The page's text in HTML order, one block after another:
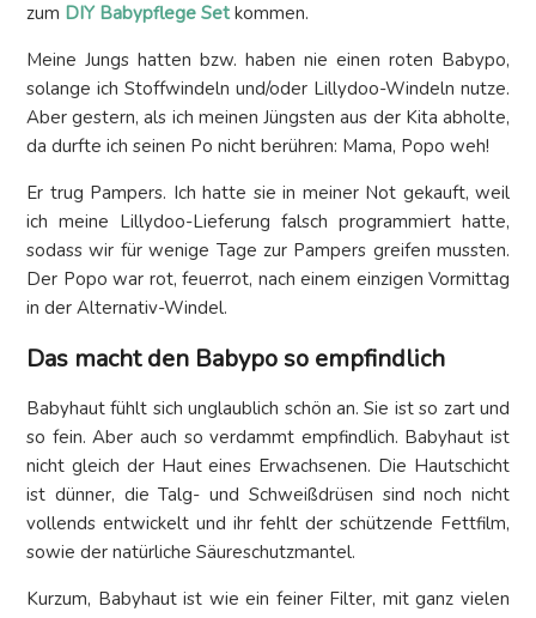
zum DIY Babypflege Set kommen.
Meine Jungs hatten bzw. haben nie einen roten Babypo,
solange ich Stoffwindeln und/oder Lillydoo-Windeln nutze.
Aber gestern, als ich meinen Jüngsten aus der Kita abholte,
da durfte ich seinen Po nicht berühren: Mama, Popo weh!
Er trug Pampers. Ich hatte sie in meiner Not gekauft, weil
ich meine Lillydoo-Lieferung falsch programmiert hatte,
sodass wir für wenige Tage zur Pampers greifen mussten.
Der Popo war rot, feuerrot, nach einem einzigen Vormittag
in der Alternativ-Windel.
Das macht den Babypo so empfindlich
Babyhaut fühlt sich unglaublich schön an. Sie ist so zart und
so fein. Aber auch so verdammt empfindlich. Babyhaut ist
nicht gleich der Haut eines Erwachsenen. Die Hautschicht
ist dünner, die Talg- und Schweißdrüsen sind noch nicht
vollends entwickelt und ihr fehlt der schützende Fettfilm,
sowie der natürliche Säureschutzmantel.
Kurzum, Babyhaut ist wie ein feiner Filter, mit ganz vielen